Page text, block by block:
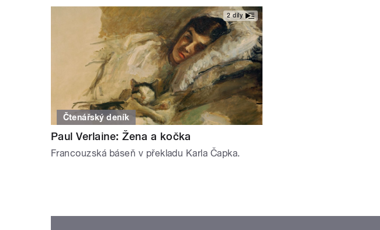
2 díly
Čtenářský deník
Paul Verlaine: Žena a kočka
Francouzská báseň v překladu Karla Čapka.